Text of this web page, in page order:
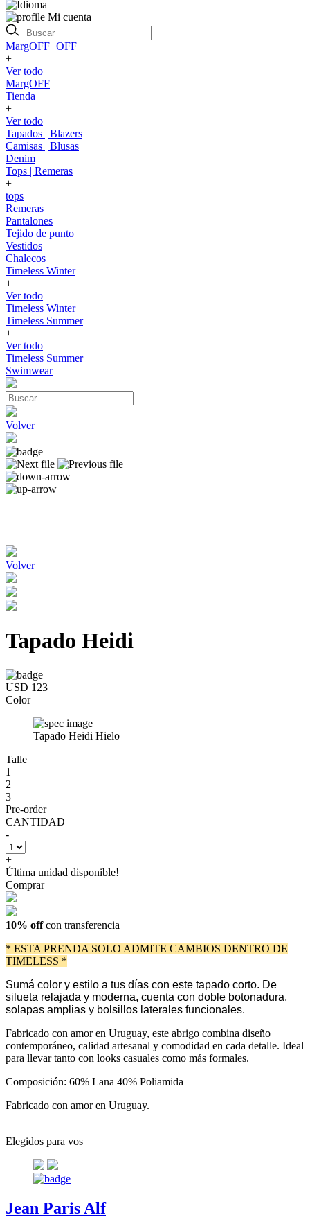
Mi cuenta
MargOFF+OFF
+
Ver todo
MargOFF
Tienda
+
Ver todo
Tapados | Blazers
Camisas | Blusas
Denim
Tops | Remeras
+
tops
Remeras
Pantalones
Tejido de punto
Vestidos
Chalecos
Timeless Winter
+
Ver todo
Timeless Winter
Timeless Summer
+
Ver todo
Timeless Summer
Swimwear
Volver
Volver
Tapado Heidi
USD 123
Color
Tapado Heidi Hielo
Talle
1
2
3
Pre-order
CANTIDAD
-
+
Última unidad disponible!
Comprar
10% offcon transferencia
* ESTA PRENDA SOLO ADMITE CAMBIOS DENTRO DE
TIMELESS *
Sumá color y estilo a tus días con este tapado corto. De
silueta relajada y moderna, cuenta con doble botonadura,
solapas amplias y bolsillos laterales funcionales.
Fabricado con amor en Uruguay, este abrigo combina diseño
contemporáneo, calidad artesanal y comodidad en cada detalle. Ideal
para llevar tanto con looks casuales como más formales.
Composición: 60% Lana 40% Poliamida
Fabricado con amor en Uruguay.
Elegidos para vos
Jean Paris Alf